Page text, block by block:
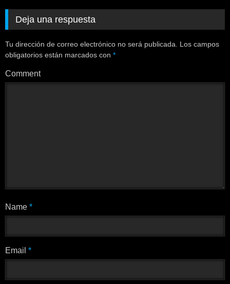
Deja una respuesta
Tu dirección de correo electrónico no será publicada.
Los campos
obligatorios están marcados con *
Comment
Name *
Email *